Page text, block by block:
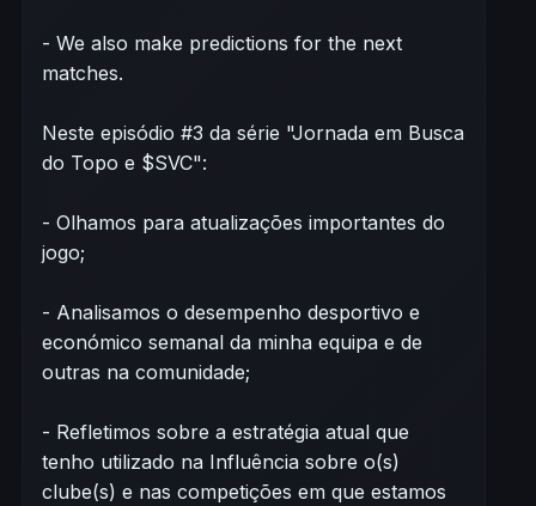
- We also make predictions for the next
matches.
Neste episódio #3 da série "Jornada em Busca
do Topo e $SVC":
- Olhamos para atualizações importantes do
jogo;
- Analisamos o desempenho desportivo e
económico semanal da minha equipa e de
outras na comunidade;
- Refletimos sobre a estratégia atual que
tenho utilizado na Influência sobre o(s)
clube(s) e nas competições em que estamos